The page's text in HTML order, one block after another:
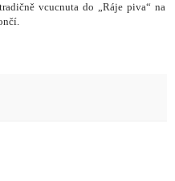
vcucnuta do „Ráje piva“ na